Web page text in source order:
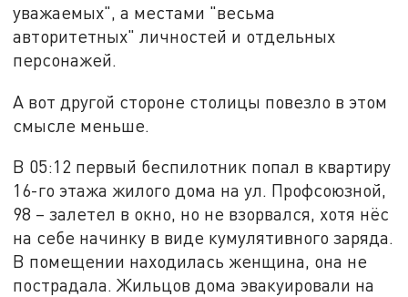
уважаемых", а местами "весьма
авторитетных" личностей и отдельных
персонажей.
А вот другой стороне столицы повезло в этом
смысле меньше.
В 05:12 первый беспилотник попал в квартиру
16-го этажа жилого дома на ул. Профсоюзной,
98 – залетел в окно, но не взорвался, хотя нёс
на себе начинку в виде кумулятивного заряда.
В помещении находилась женщина, она не
пострадала. Жильцов дома эвакуировали на